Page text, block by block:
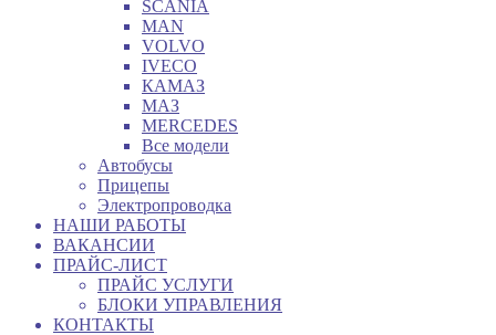
SCANIA
MAN
VOLVO
IVECO
КАМАЗ
МАЗ
MERCEDES
Все модели
Автобусы
Прицепы
Электропроводка
НАШИ РАБОТЫ
ВАКАНСИИ
ПРАЙС-ЛИСТ
ПРАЙС УСЛУГИ
БЛОКИ УПРАВЛЕНИЯ
КОНТАКТЫ